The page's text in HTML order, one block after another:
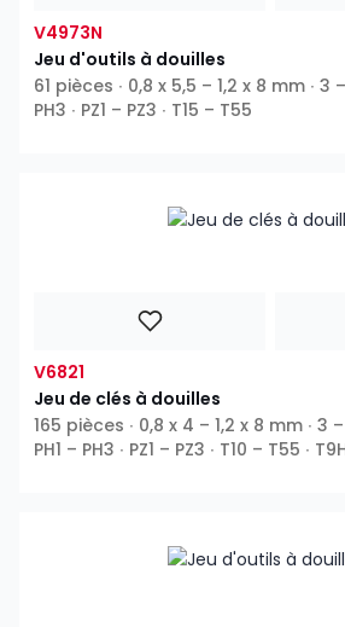
V4973N
Jeu d'outils à douilles
61 pièces ∙ 0,8 x 5,5 – 1,2 x 8 mm ∙ 3
PH3 ∙ PZ1 – PZ3 ∙ T15 – T55
V6821
Jeu de clés à douilles
165 pièces ∙ 0,8 x 4 – 1,2 x 8 mm ∙ 3
PH1 – PH3 ∙ PZ1 – PZ3 ∙ T10 – T55 ∙